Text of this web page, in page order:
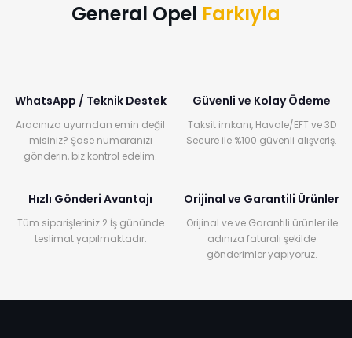
General Opel Farkıyla
WhatsApp / Teknik Destek
Aracınıza uyumdan emin değil
misiniz? Şase numaranızı
gönderin, biz kontrol edelim.
Güvenli ve Kolay Ödeme
Taksit imkanı, Havale/EFT ve 3D
Secure ile %100 güvenli alışveriş.
Hızlı Gönderi Avantajı
Tüm siparişleriniz 2 İş gününde
teslimat yapılmaktadır.
Orijinal ve Garantili Ürünler
Orijinal ve ve Garantili ürünler ile
adınıza faturalı şekilde
gönderimler yapıyoruz.